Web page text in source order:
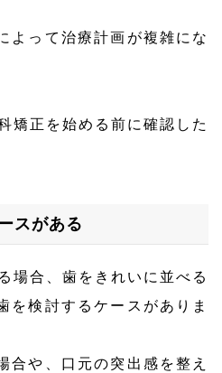
よって治療計画が複雑にな
矯正を始める前に確認した
スがある
場合、歯をきれいに並べる
を検討するケースがありま
合や、口元の突出感を整え